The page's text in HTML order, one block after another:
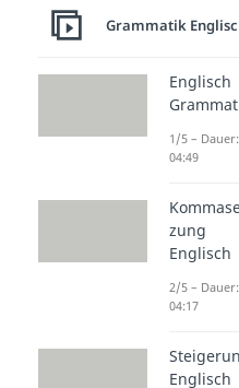
→(
As
not
→
Grammatik
Englisch
1/5 – Dauer:
04:49
zung
Englisch
2/5 – Dauer:
04:17
Englisch